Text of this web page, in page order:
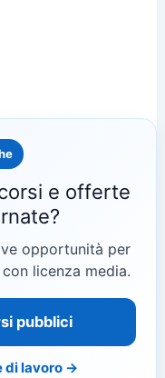
e offerte
opportunità per
licenza media.
pubblici
di lavoro →